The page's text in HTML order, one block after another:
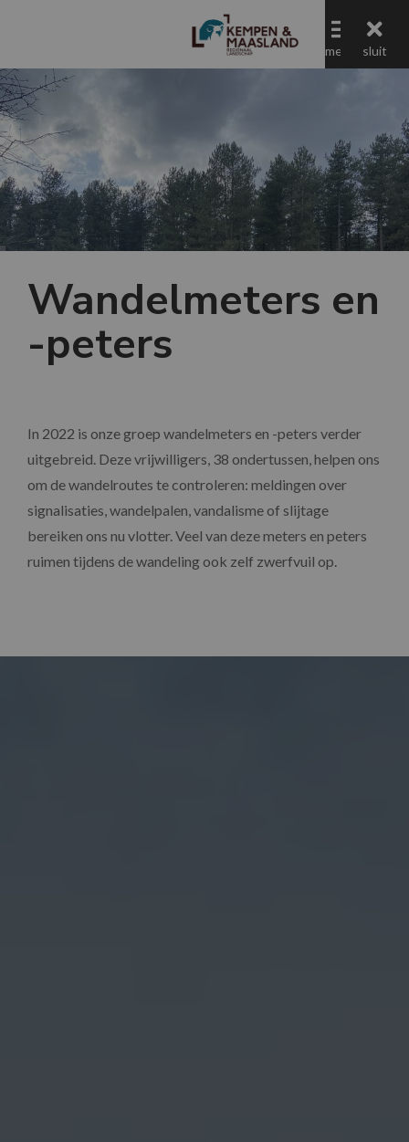
Regionaal Landschap Kempen en Maasland
Jaaroverzicht
menu
menu sluit
Wandelmeters en
-peters
In 2022 is onze groep wandelmeters en -peters verder
uitgebreid. Deze vrijwilligers, 38 ondertussen, helpen ons
om de wandelroutes te controleren: meldingen over
signalisaties, wandelpalen, vandalisme of slijtage
bereiken ons nu vlotter. Veel van deze meters en peters
ruimen tijdens de wandeling ook zelf zwerfvuil op.